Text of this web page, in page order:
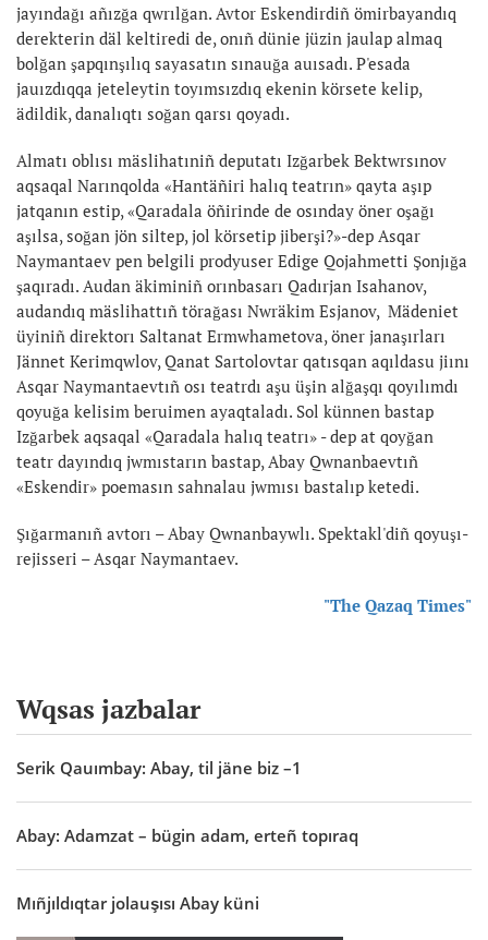
jayındağı añızğa qwrılğan. Avtor Eskendirdiñ ömirbayandıq
derekterin däl keltiredi de, onıñ dünie jüzin jaulap almaq
bolğan şapqınşılıq sayasatın sınauğa auısadı. P'esada
jauızdıqqa jeteleytin toyımsızdıq ekenin körsete kelip,
ädildik, danalıqtı soğan qarsı qoyadı.
Almatı oblısı mäslihatıniñ deputatı Izğarbek Bektwrsınov
aqsaqal Narınqolda «Hantäñiri halıq teatrın» qayta aşıp
jatqanın estip, «Qaradala öñirinde de osınday öner oşağı
aşılsa, soğan jön siltep, jol körsetip jiberşi?»-dep Asqar
Naymantaev pen belgili prodyuser Edige Qojahmetti Şonjığa
şaqıradı. Audan äkiminiñ orınbasarı Qadırjan Isahanov,
audandıq mäslihattıñ törağası Nwräkim Esjanov, Mädeniet
üyiniñ direktorı Saltanat Ermwhametova, öner janaşırları
Jännet Kerimqwlov, Qanat Sartolovtar qatısqan aqıldasu jiını
Asqar Naymantaevtıñ osı teatrdı aşu üşin alğaşqı qoyılımdı
qoyuğa kelisim beruimen ayaqtaladı. Sol künnen bastap
Izğarbek aqsaqal «Qaradala halıq teatrı» - dep at qoyğan
teatr dayındıq jwmıstarın bastap, Abay Qwnanbaevtıñ
«Eskendir» poemasın sahnalau jwmısı bastalıp ketedi.
Şığarmanıñ avtorı – Abay Qwnanbaywlı. Spektakl'diñ qoyuşı-
rejisseri – Asqar Naymantaev.
"The Qazaq Times"
Wqsas jazbalar
Serik Qauımbay: Abay, til jäne biz –1
Abay: Adamzat – bügin adam, erteñ topıraq
Mıñjıldıqtar jolauşısı Abay küni